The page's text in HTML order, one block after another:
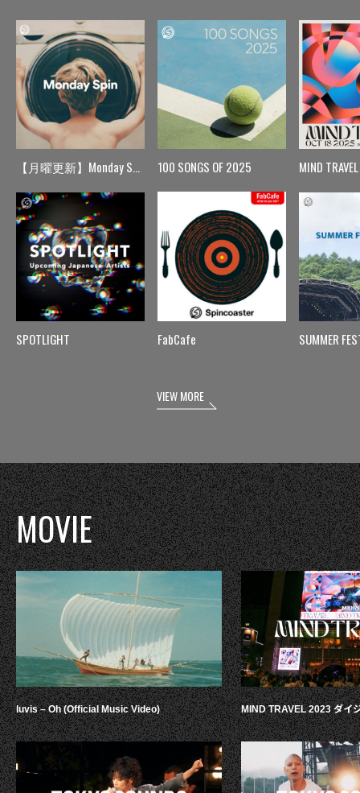
【月曜更新】Monday Spin
SPOTLIGHT
100 SONGS OF 2025
FabCafe
MIND TRAVEL
SUMMER
VIEW MORE
MOVIE
luvis – Oh (Official Music Video) MIND TRAVEL 2023 ダイ